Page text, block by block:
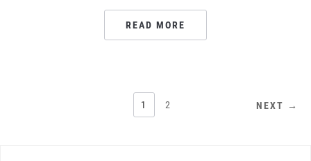
READ MORE
1 2 NEXT →